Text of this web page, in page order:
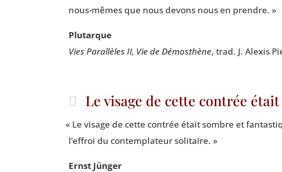
nous-mêmes que nous devons nous en prendre. »
Plu­tarque
Vies Paral­lèles II, Vie de Démos­thène, trad. J. Alexis
Le visage de cette contrée
« Le visage de cette contrée était sombre et
l’effroi du contem­pla­teur solitaire. »
Ernst Jün­ger